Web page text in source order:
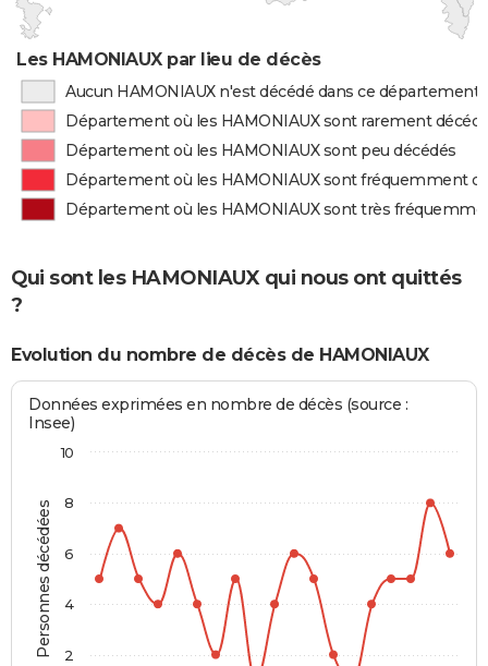
Les HAMONIAUX par lieu de décès
Aucun HAMONIAUX n'est décédé dans ce département
Département où les HAMONIAUX sont rarement
Département où les HAMONIAUX sont peu décédés
Département où les HAMONIAUX sont fréquemment
Département où les HAMONIAUX sont très
Qui sont les HAMONIAUX qui nous ont quittés
?
Evolution du nombre de décès de HAMONIAUX
Personnes décédées
Données exprimées en nombre de décès (source :
Insee)
2
4
6
8
10